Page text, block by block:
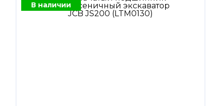
В наличии